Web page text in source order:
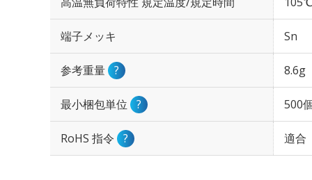
端子メッキ Sn
参考重量 ? 8.6g
最小梱包単位 ? 500
RoHS 指令 ? 適合